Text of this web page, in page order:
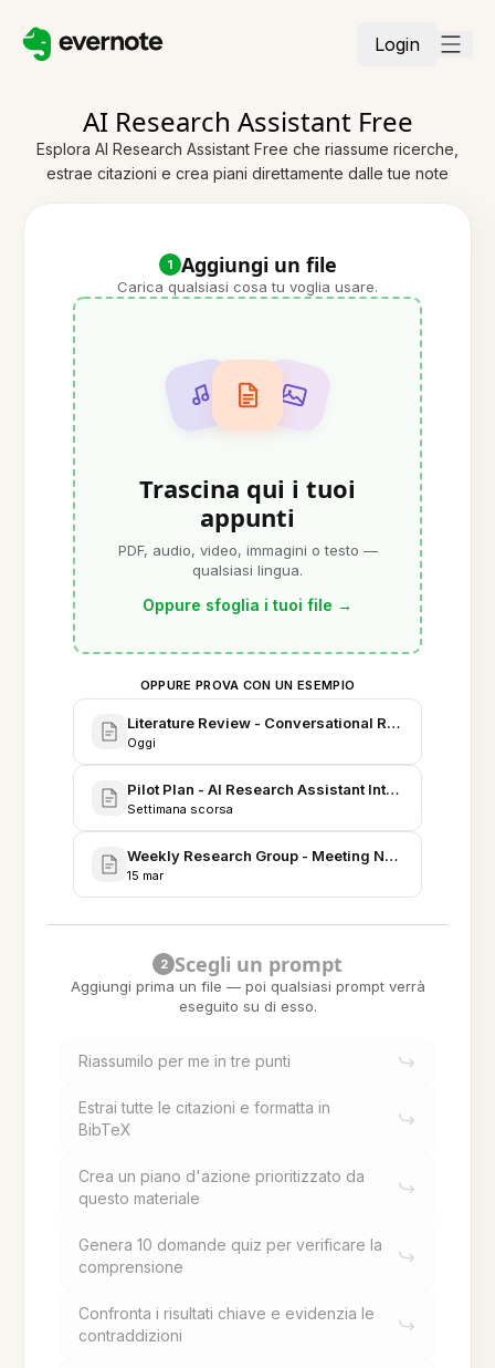
Login
AI Research Assistant Free
Esplora AI Research Assistant Free che riassume ricerche,
estrae citazioni e crea piani direttamente dalle tue note
1 Aggiungi un file
Carica qualsiasi cosa tu voglia usare.
Trascina qui i tuoi
appunti
PDF, audio, video, immagini o testo —
qualsiasi lingua.
Oppure sfoglia i tuoi file →
OPPURE PROVA CON UN ESEMPIO
Literature Review - Conversational Research
Oggi
Pilot Plan - AI Research Assistant Integration (Q3
Settimana scorsa
Weekly Research Group - Meeting Notes and
15 mar
2 Scegli un prompt
Aggiungi prima un file — poi qualsiasi prompt verrà
eseguito su di esso.
Riassumilo per me in tre punti
Estrai tutte le citazioni e formatta in
BibTeX
Crea un piano d'azione prioritizzato da
questo materiale
Genera 10 domande quiz per verificare la
comprensione
Confronta i risultati chiave e evidenzia le
contraddizioni